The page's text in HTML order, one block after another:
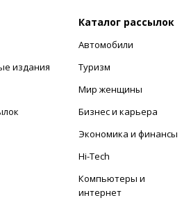
издания
Каталог рассылок
Автомобили
Туризм
Мир женщины
Бизнес и карьера
Экономика и финансы
Hi-Tech
Компьютеры и
интернет